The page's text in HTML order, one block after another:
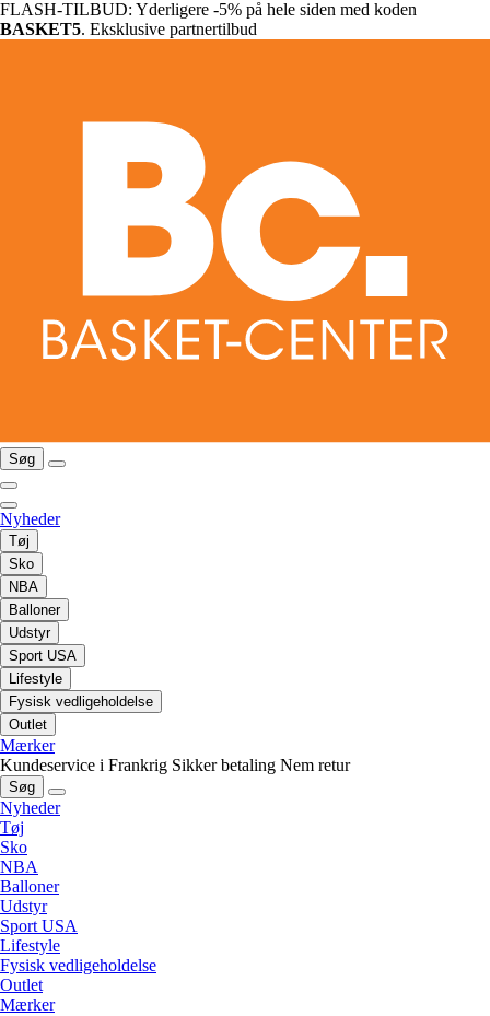
FLASH-TILBUD: Yderligere -5% på hele siden med koden
BASKET5. Eksklusive partnertilbud
Søg
Nyheder
Tøj
Sko
NBA
Balloner
Udstyr
Sport USA
Lifestyle
Fysisk vedligeholdelse
Outlet
Mærker
Kundeservice i Frankrig Sikker betaling Nem retur
Søg
Nyheder
Tøj
Sko
NBA
Balloner
Udstyr
Sport USA
Lifestyle
Fysisk vedligeholdelse
Outlet
Mærker